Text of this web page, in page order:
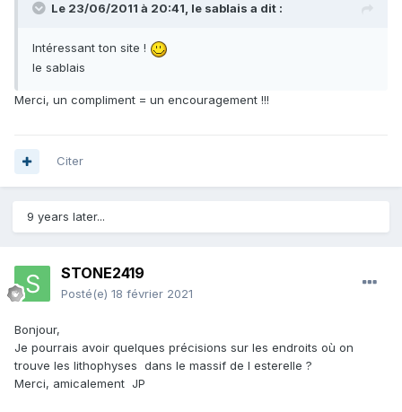
Le 23/06/2011 à 20:41, le sablais a dit :
Intéressant ton site !
le sablais
Merci, un compliment = un encouragement !!!
Citer
9 years later...
STONE2419
Posté(e) 18 février 2021
Bonjour,
Je pourrais avoir quelques précisions sur les endroits où on
trouve les lithophyses dans le massif de l esterelle ?
Merci, amicalement JP